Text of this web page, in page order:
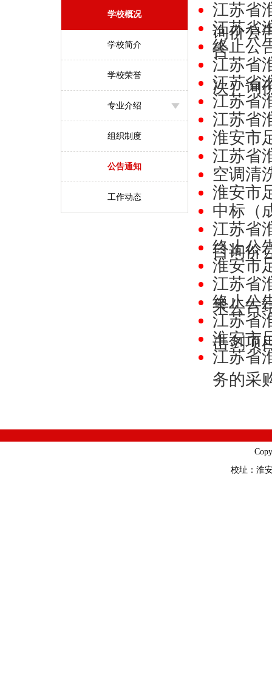
学校概况
学校简介
学校荣誉
专业介绍
组织制度
公告通知
工作动态
江苏省
询价公
江苏省
告
终止公
江苏省
次）询
江苏省
江苏省
江苏省
淮安市
江苏省
空调清
淮安市
中标（
江苏省
目询价
终止公
淮安市
江苏省
果公告
终止公
江苏省
击剑项
淮安市
江苏省
务的采
校址：淮